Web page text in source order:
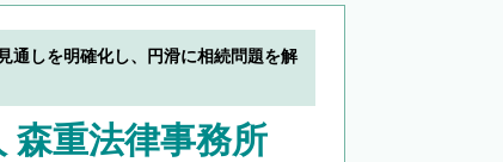
通しを明確化し、円滑に相続問題を解
森重法律事務所